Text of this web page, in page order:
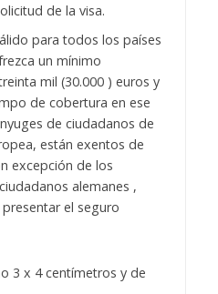
de la visa.
para todos los países
un mínimo
mil (30.000 ) euros y
de cobertura en ese
de ciudadanos de
están exentos de
excepción de los
alemanes ,
el seguro
3 x 4 centímetros y de